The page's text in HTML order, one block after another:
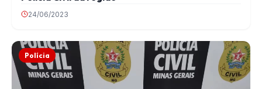
24/06/2023
Polícia